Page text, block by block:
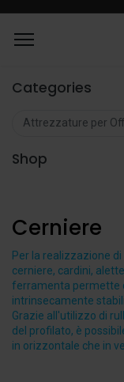
Categories
Attrezzature per
Shop
Cerniere
Per la realizzazione
cerniere, cardini,
ferramenta permette
intrinsecamente
Grazie all'utilizzo di
del profilato, è
in orizzontale che in